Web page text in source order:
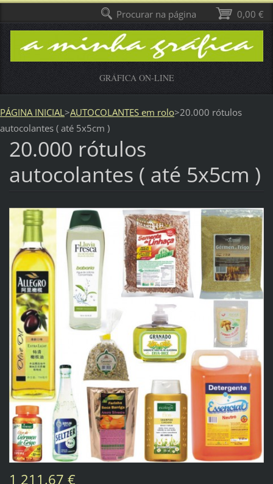
GRÁFICA ON-LINE
PÁGINA INICIAL >AUTOCOLANTES em rolo>20.000 rótulos
autocolantes ( até 5x5cm )
20.000 rótulos
autocolantes ( até 5x5cm )
1 211,67 €
0,00 €
Procurar na página